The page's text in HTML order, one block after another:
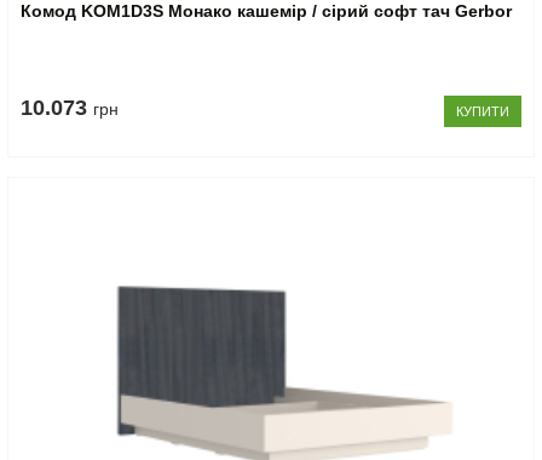
Комод KOM1D3S Монако кашемір / сірий софт тач Gerbor
10.073 грн КУПИТИ